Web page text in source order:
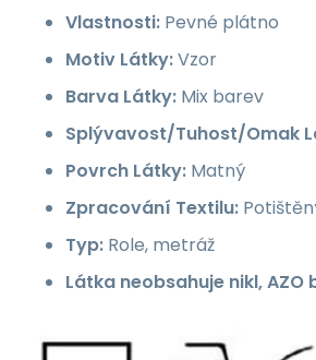
Vlastnosti: Pevné plátno
Motiv Látky:Vzor
Barva Látky: Mix barev
Splývavost/Tuhost/Omak
Povrch Látky: Matný
Zpracování Textilu:
Typ: Role, metráž
Látka neobsahuje nikl,